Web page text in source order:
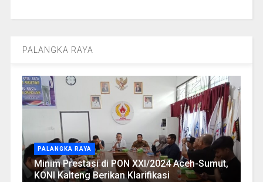
PALANGKA RAYA
PALANGKA RAYA
Minim Prestasi di PON XXI/2024 Aceh-Sumut,
KONI Kalteng Berikan Klarifikasi